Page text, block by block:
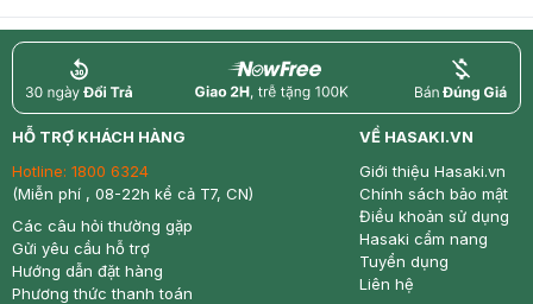
return nowfree price
HỖ TRỢ KHÁCH HÀNG
Hotline: 1800 6324
(Miễn phí , 08-22h kể cả T7, CN)
Các câu hỏi thường gặp
Gửi yêu cầu hỗ trợ
Hướng dẫn đặt hàng
Phương thức thanh toán
VỀ HASAKI.VN
Giới thiệu Hasaki.vn
Chính sách bảo mật
Điều khoản sử dụng
Hasaki cẩm nang
Tuyển dụng
Liên hệ